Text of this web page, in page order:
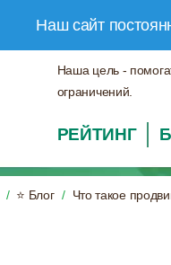
Наш сайт
Наша цель -
ограничений.
РЕЙТИНГ
⭐ Блог Что такое